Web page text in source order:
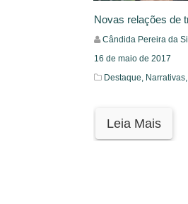
Novas relações de
Cândida Pereira da
16 de maio de 2017
Destaque, Narrativas,
Leia Mais